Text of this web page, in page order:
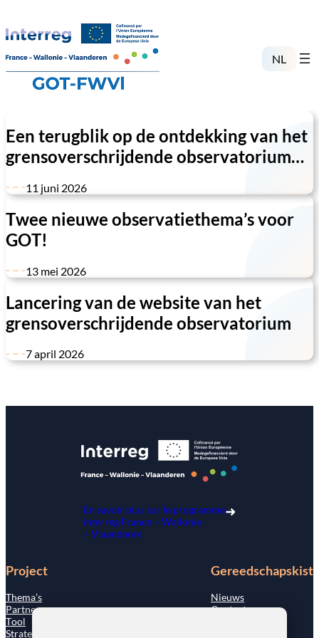
naar
de
inhoud
NL
Een terugblik op de ontdekking van het
grensoverschrijdende observatorium
11 juni 2026
Twee nieuwe observatiethema’s voor
GOT!
13 mei 2026
Lancering van de website van het
grensoverschrijdende observatorium
7 april 2026
En savoir plus sur le programme
Interreg France – Wallonie
– Vlaanderen
Project
Thema’s
Partners
Tool
Strategie
Gereedschapskist
Nieuws
Contact